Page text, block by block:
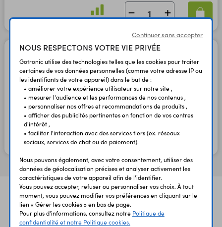
En stock
Bobine de fil PLA Marble
1,75 mm 1 kg 3DP269
Pierre
Code : 45462
19,90 € TTC 16,58 € HT
En stock
Continuer sans accepter
NOUS RESPECTONS VOTRE VIE PRIVÉE
Gotronic utilise des technologies telles que les cookies pour traiter
certaines de vos données personnelles (comme votre adresse IP ou
les identifiants de votre appareil) dans le but de :
• améliorer votre expérience utilisateur sur notre site ,
• mesurer l'audience et les performances de nos contenus ,
• personnaliser nos offres et recommandations de produits ,
• afficher des publicités pertinentes en fonction de vos centres
d'intérêt ,
• faciliter l'interaction avec des services tiers (ex. réseaux
sociaux, services de chat ou de paiement).
Nous pouvons également, avec votre consentement, utiliser des
données de géolocalisation précises et analyser activement les
caractéristiques de votre appareil afin de l'identifier.
Vous pouvez accepter, refuser ou personnaliser vos choix. À tout
moment, vous pouvez modifier vos préférences en cliquant sur le
lien « Gérer les cookies » en bas de page.
Pour plus d'informations, consultez notre Politique de
confidentialité et notre Politique cookies.